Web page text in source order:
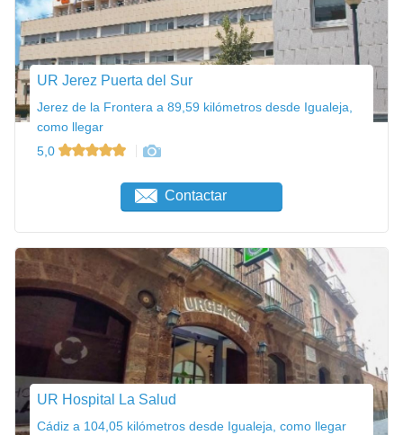
UR Jerez Puerta del Sur
Jerez de la Frontera a 89,59 kilómetros desde Igualeja,
como llegar
5,0
Contactar
UR Hospital La Salud
Cádiz a 104,05 kilómetros desde Igualeja, como llegar